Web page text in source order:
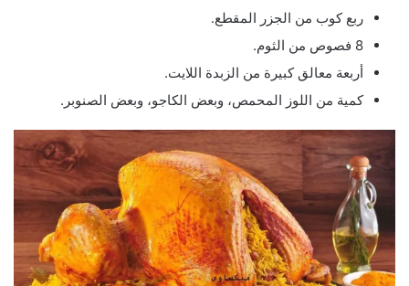
ربع كوب من الجزر المقطع.
8 فصوص من الثوم.
أربعة معالق كبيرة من الزبدة اللايت.
كمية من اللوز المحمص، وبعض الكاجو، وبعض الصنوبر.